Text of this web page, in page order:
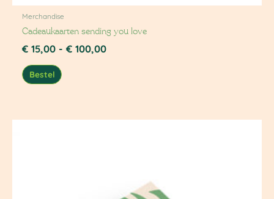
Merchandise
Cadeaukaarten sending you love
€ 15,00 - € 100,00
Bestel